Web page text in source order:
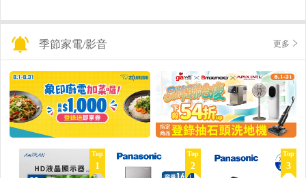
季節家電/影音 更多
Top
1
Top
2
Top
3